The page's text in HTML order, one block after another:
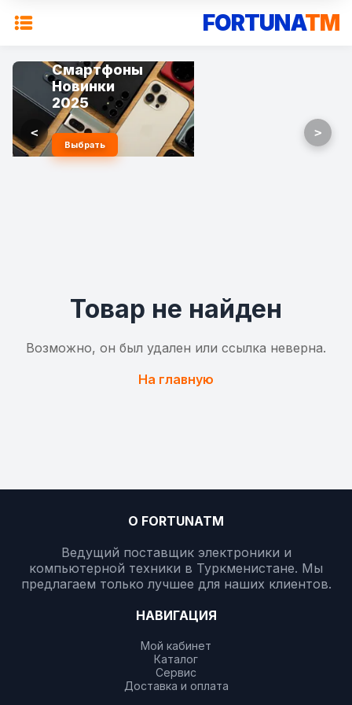
FORTUNATM
Смартфоны
Новинки
2025
Выбрать
< >
Товар не найден
Возможно, он был удален или ссылка неверна.
На главную
О FORTUNATM
Ведущий поставщик электроники и
компьютерной техники в Туркменистане. Мы
предлагаем только лучшее для наших клиентов.
НАВИГАЦИЯ
Мой кабинет
Каталог
Сервис
Доставка и оплата